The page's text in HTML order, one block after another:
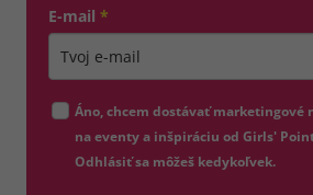
E-mail *
Áno, chcem dostávať marketingové
na eventy a inšpiráciu od Girls'
Odhlásiť sa môžeš kedykoľvek.